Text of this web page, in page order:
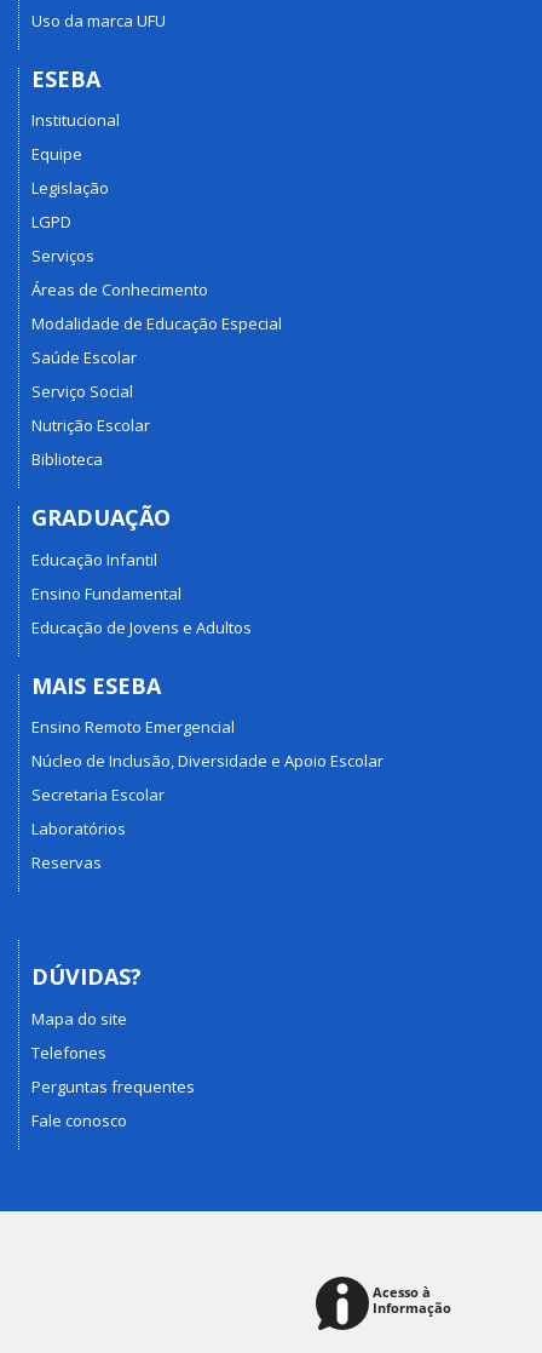
Uso da marca UFU
ESEBA
Institucional
Equipe
Legislação
LGPD
Serviços
Áreas de Conhecimento
Modalidade de Educação Especial
Saúde Escolar
Serviço Social
Nutrição Escolar
Biblioteca
GRADUAÇÃO
Educação Infantil
Ensino Fundamental
Educação de Jovens e Adultos
MAIS ESEBA
Ensino Remoto Emergencial
Núcleo de Inclusão, Diversidade e Apoio Escolar
Secretaria Escolar
Laboratórios
Reservas
DÚVIDAS?
Mapa do site
Telefones
Perguntas frequentes
Fale conosco